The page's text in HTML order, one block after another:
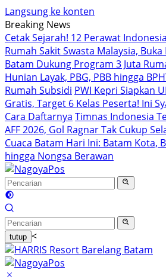
Langsung ke konten
Breaking News
Cetak Sejarah! 12 Perawat
Rumah Sakit Swasta Malaysia,
Batam Dukung Program 3 Juta
Hunian Layak, PBG, PBB hingga
Rumah Subsidi PWI Kepri Siapkan
Gratis, Target 6 Kelas Peserta! Ini
Cara Daftarnya Timnas Indonesia
AFF 2026, Gol Ragnar Tak Cukup
Cuaca Batam Hari Ini: Batam Kota,
hingga Nongsa Berawan
tutup <